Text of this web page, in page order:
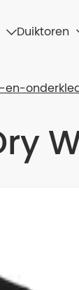
Duiktoren
en-